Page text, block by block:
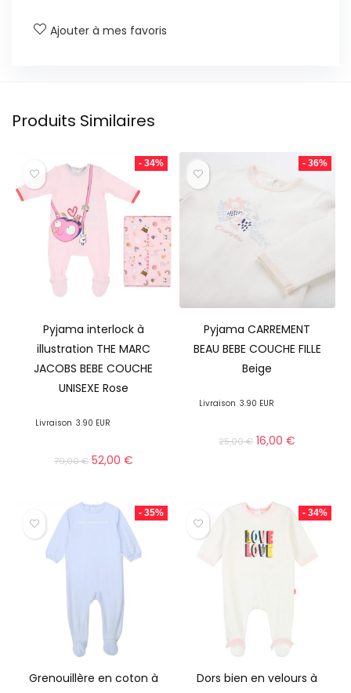
Ajouter à mes favoris
Produits Similaires
- 34%
Pyjama interlock à
illustration THE MARC
JACOBS BEBE COUCHE
UNISEXE Rose
Livraison 3.90 EUR
79,00€ 52,00 €
- 36%
Pyjama CARREMENT
BEAU BEBE COUCHE FILLE
Beige
Livraison 3.90 EUR
25,00€ 16,00€
- 35%
Grenouillère en coton à
- 34%
Dors bien en velours à